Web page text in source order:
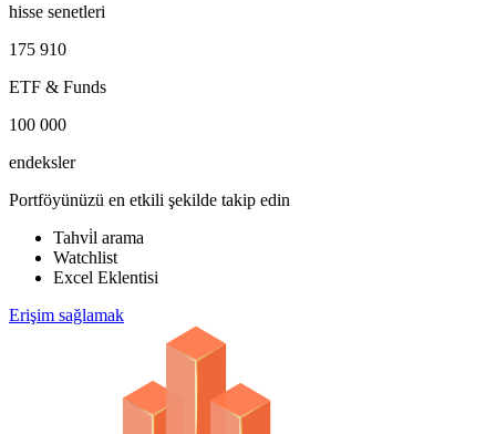
hisse senetleri
175 910
ETF & Funds
100 000
endeksler
Portföyünüzü en etkili şekilde takip edin
Tahvi̇l arama
Watchlist
Excel Eklentisi
Erişim sağlamak